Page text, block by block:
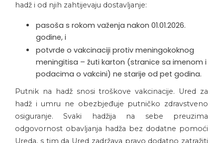
hadž i od njih zahtijevaju dostavljanje:
pasoša s rokom važenja nakon 01.01.2026.
godine, i
potvrde o vakcinaciji protiv meningokoknog
meningitisa – žuti karton (stranice sa imenom i
podacima o vakcini) ne starije od pet godina.
Putnik na hadž snosi troškove vakcinacije. Ured za
hadž i umru ne obezbjeđuje putničko zdravstveno
osiguranje. Svaki hadžija na sebe preuzima
odgovornost obavljanja hadža bez dodatne pomoći
Ureda, s tim da Ured zadržava pravo dodatno zatražiti